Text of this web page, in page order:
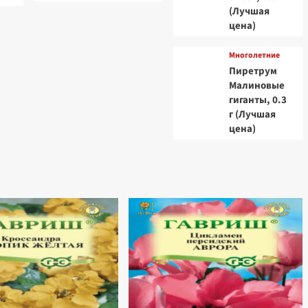
(Лучшая
цена)
Многолетние
Пиретрум
Малиновые
гиганты, 0.3
г (Лучшая
цена)